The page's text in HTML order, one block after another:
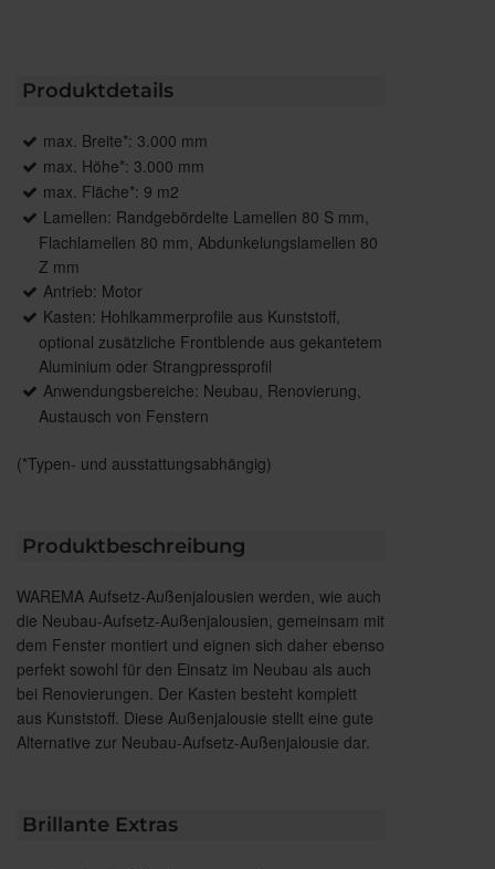
Produktdetails
max. Breite*: 3.000 mm
max. Höhe*: 3.000 mm
max. Fläche*: 9 m2
Lamellen: Randgebördelte Lamellen 80 S mm,
Flachlamellen 80 mm, Abdunkelungslamellen 80
Z mm
Antrieb: Motor
Kasten: Hohlkammerprofile aus Kunststoff,
optional zusätzliche Frontblende aus gekantetem
Aluminium oder Strangpressprofil
Anwendungsbereiche: Neubau, Renovierung,
Austausch von Fenstern
(*Typen- und ausstattungsabhängig)
Produktbeschreibung
WAREMA Aufsetz-Außenjalousien werden, wie auch
die Neubau-Aufsetz-Außenjalousien, gemeinsam mit
dem Fenster montiert und eignen sich daher ebenso
perfekt sowohl für den Einsatz im Neubau als auch
bei Renovierungen. Der Kasten besteht komplett
aus Kunststoff. Diese Außenjalousie stellt eine gute
Alternative zur Neubau-Aufsetz-Außenjalousie dar.
Brillante Extras